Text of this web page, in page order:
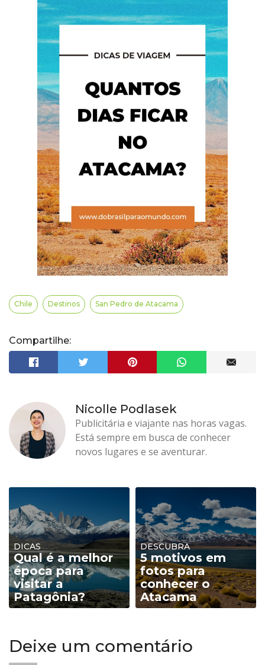
Chile Destinos San Pedro de Atacama
Compartilhe:
Nicolle Podlasek
Publicitária e viajante nas horas vagas.
Está sempre em busca de conhecer
novos lugares e se aventurar.
DICAS
Qual é a melhor
época para
visitar a
Patagônia?
DESCUBRA
5 motivos em
fotos para
conhecer o
Atacama
Deixe um comentário